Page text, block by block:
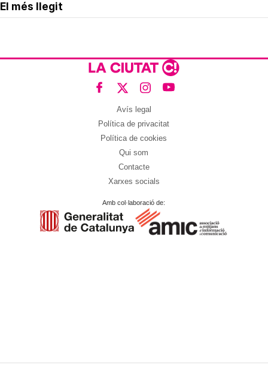
El més llegit
Avís legal
Política de privacitat
Política de cookies
Qui som
Contacte
Xarxes socials
Amb col·laboració de: